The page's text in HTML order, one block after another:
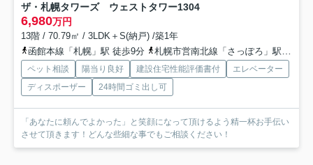
ザ・札幌タワーズ ウェストタワー1304
6,980万円
13階 / 70.79㎡ / 3LDK＋S(納戸) /築1年
函館本線「札幌」駅 徒歩9分
札幌市営南北線「さっぽろ」駅 徒歩11分
ペット相談 陽当り良好 建設住宅性能評価書付
エレベーター
ディスポーザー
24時間ゴミ出し可
「あなたに頼んでよかった」と笑顔になって頂けるよう精一杯お手伝い
させて頂きます！どんな些細な事でもご相談ください！